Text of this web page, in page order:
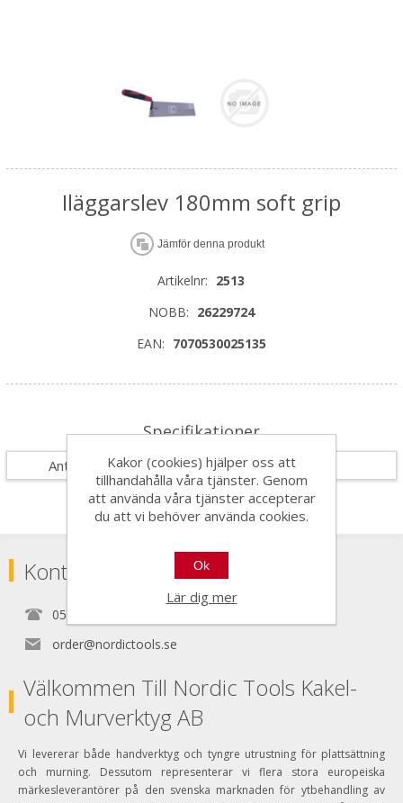
Iläggarslev 180mm soft grip
Jämför denna produkt
Artikelnr: 2513
NOBB: 26229724
EAN: 7070530025135
Specifikationer
Antal i förpackning 6
Kontakta
0525150890
order@nordictools.se
Välkommen Till Nordic Tools Kakel-
och Murverktyg AB
Vi levererar både handverktyg och tyngre utrustning för plattsättning
och murning. Dessutom representerar vi flera stora europeiska
märkesleverantörer på den svenska marknaden för ytbehandling av
Kakor (cookies) hjälper oss att
tillhandahålla våra tjänster. Genom
att använda våra tjänster accepterar
du att vi behöver använda cookies.
Ok
Lär dig mer